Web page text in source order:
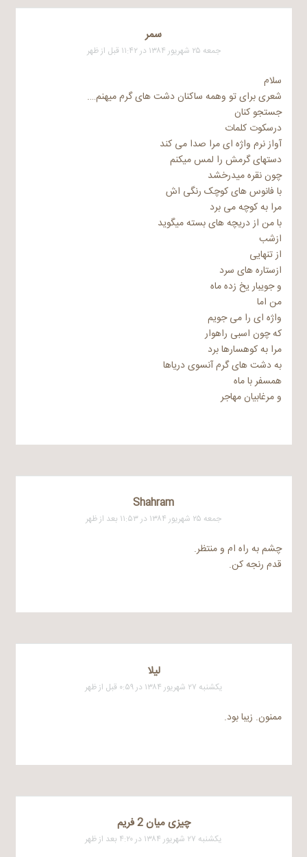
سمر
جمعه ۲۵ شهریور ۱۳۸۴ در ۱۱:۴۲ قبل از ظهر
سلام
شعری برای تو وهمه ساکنان دشت های گرم میهنم….
جستجو کنان
درسکوت کلمات
آواز نرم واژه ای مرا صدا می کند
دستهای گرمش را لمس میکنم
چون نقره میدرخشد
با فانوس های کوچک رنگی اش
مرا به کوچه می برد
با من از دریچه های بسته میگوید
ازشب
از تنهایی
ازستاره های سرد
و جویبار یخ زده ماه
من اما
واژه ای را می جویم
که چون اسبی راهوار
مرا به کوهسارها برد
به دشت های گرم آنسوی دریاها
همسفر با ماه
و مرغابیان مهاجر
Shahram
جمعه ۲۵ شهریور ۱۳۸۴ در ۱۱:۵۳ بعد از ظهر
چشم به راه ام و منتظر.
قدم رنجه کن.
لیلا
یکشنبه ۲۷ شهریور ۱۳۸۴ در ۰:۵۹ قبل از ظهر
ممنون. زیبا بود.
چیزی میان 2 فریم
یکشنبه ۲۷ شهریور ۱۳۸۴ در ۴:۲۰ بعد از ظهر